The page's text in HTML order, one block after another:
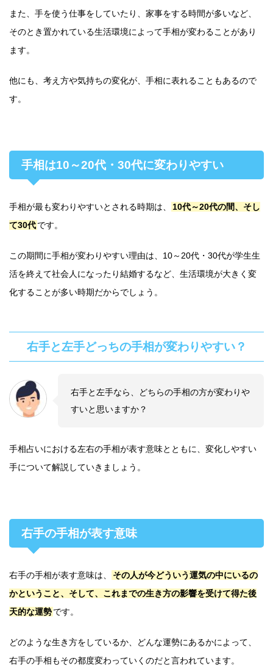
また、手を使う仕事をしていたり、家事をする時間が多いなど、
そのとき置かれている生活環境によって手相が変わることがあり
ます。
他にも、考え方や気持ちの変化が、手相に表れることもあるので
す。
手相は10～20代・30代に変わりやすい
手相が最も変わりやすいとされる時期は、
10代～20代の間、そし
て30代です。
この期間に手相が変わりやすい理由は、10～20代・30代が学生生
活を終えて社会人になったり結婚するなど、生活環境が大きく変
化することが多い時期だからでしょう。
右手と左手どっちの手相が変わりやすい？
右手と左手なら、どちらの手相の方が変わりや
すいと思いますか？
手相占いにおける左右の手相が表す意味とともに、変化しやすい
手について解説していきましょう。
右手の手相が表す意味
右手の手相が表す意味は、
その人が今どういう運気の中にいるの
かということ、そして、これまでの生き方の影響を受けて得た後
天的な運勢です。
どのような生き方をしているか、どんな運勢にあるかによって、
右手の手相もその都度変わっていくのだと言われています。